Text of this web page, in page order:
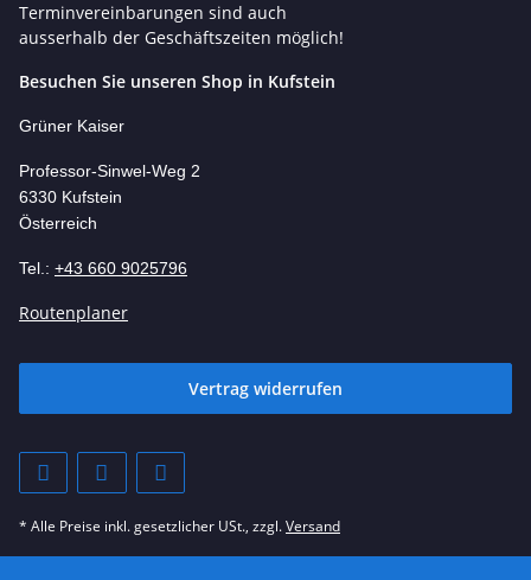
Terminvereinbarungen sind auch
ausserhalb der Geschäftszeiten möglich!
Besuchen Sie unseren Shop in Kufstein
Grüner Kaiser
Professor-Sinwel-Weg 2
6330 Kufstein
Österreich
Tel.: +43 660 9025796
Routenplaner
Vertrag widerrufen
* Alle Preise inkl. gesetzlicher USt., zzgl.Versand